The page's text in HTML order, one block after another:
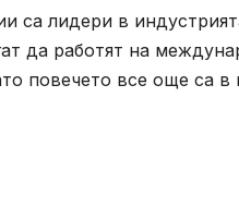
са лидери в
да работят на
повечето все още са